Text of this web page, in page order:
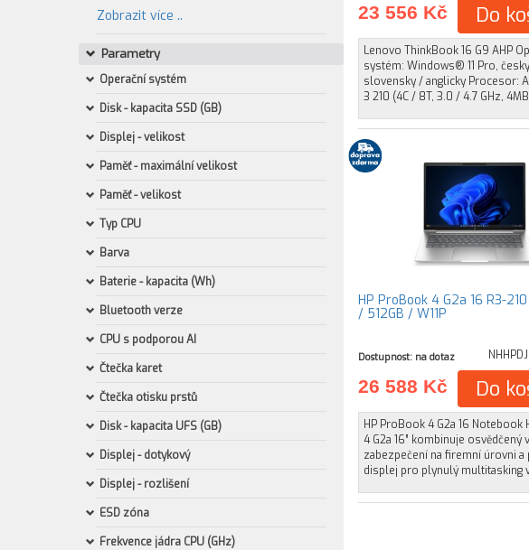
Zobrazit více ..
Parametry
Operační systém
Disk - kapacita SSD (GB)
Displej - velikost
Paměť - maximální velikost
Paměť - velikost
Typ CPU
Barva
Baterie - kapacita (Wh)
Bluetooth verze
CPU s podporou AI
Čtečka karet
Čtečka otisku prstů
Disk - kapacita UFS (GB)
Displej - dotykový
Displej - rozlišení
ESD zóna
Frekvence jádra CPU (GHz)
23 556 Kč Do
Lenovo ThinkBook 16 G9 AHP
systém: Windows® 11 Pro,
slovensky / anglicky Procesor:
3 210 (4C / 8T, 3.0 / 4.7 GHz,
HP ProBook 4 G2a 16 R3-
/ 512GB / W11P
Dostupnost: na dotaz
26 588 Kč Do
HP ProBook 4 G2a 16 Notebook
4 G2a 16” kombinuje osvědčený
zabezpečení na firemní úrovni
displej pro plynulý multitasking